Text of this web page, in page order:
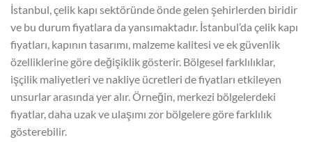
İstanbul, çelik kapı sektöründe önde gelen şehirlerden biridir
ve bu durum fiyatlara da yansımaktadır. İstanbul’da çelik kapı
fiyatları, kapının tasarımı, malzeme kalitesi ve ek güvenlik
özelliklerine göre değişiklik gösterir. Bölgesel farklılıklar,
işçilik maliyetleri ve nakliye ücretleri de fiyatları etkileyen
unsurlar arasında yer alır. Örneğin, merkezi bölgelerdeki
fiyatlar, daha uzak ve ulaşımı zor bölgelere göre farklılık
gösterebilir.